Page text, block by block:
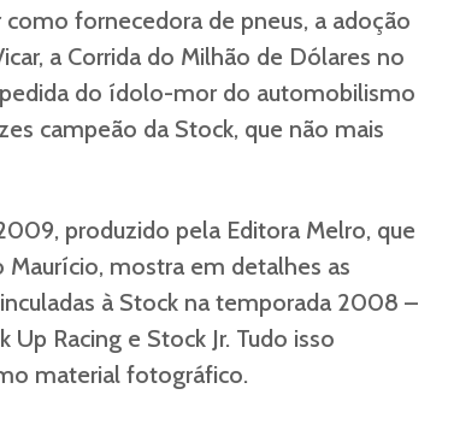
como fornecedora de pneus, a adoção
a Corrida do Milhão de Dólares no
do ídolo-mor do automobilismo
campeão da Stock, que não mais
produzido pela Editora Melro, que
Maurício, mostra em detalhes as
à Stock na temporada 2008 –
Up Racing e Stock Jr. Tudo isso
material fotográfico.